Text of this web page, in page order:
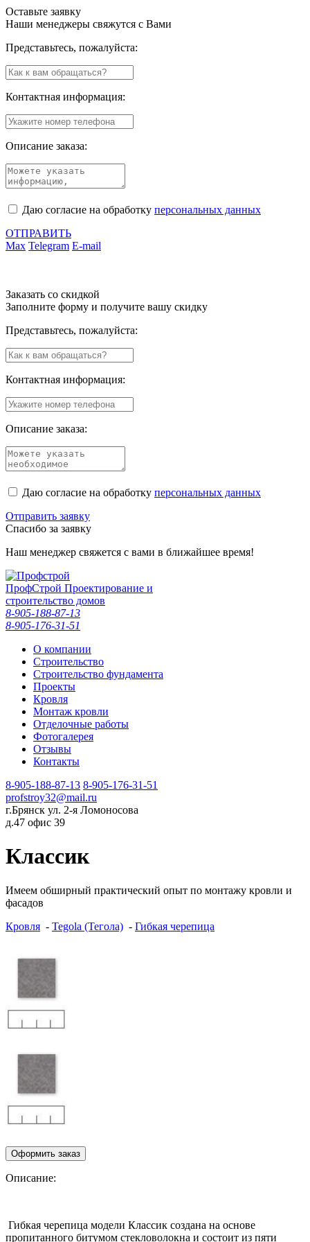
Оставьте заявку
Наши менеджеры свяжутся с Вами
Представьтесь, пожалуйста:
Контактная информация:
Описание заказа:
Даю согласие на обработку персональных данных
ОТПРАВИТЬ
Max Telegram E-mail
Заказать со скидкой
Заполните форму и получите вашу скидку
Представьтесь, пожалуйста:
Контактная информация:
Описание заказа:
Даю согласие на обработку персональных данных
Отправить заявку
Спасибо за заявку
Наш менеджер свяжется с вами в ближайшее время!
ПрофСтрой Проектирование и
строительство домов
8-905-188-87-13
8-905-176-31-51
О компании
Строительство
Строительство фундамента
Проекты
Кровля
Монтаж кровли
Отделочные работы
Фотогалерея
Отзывы
Контакты
8-905-188-87-13 8-905-176-31-51
profstroy32@mail.ru
г.Брянск ул. 2-я Ломоносова
д.47 офис 39
Классик
Имеем обширный практический опыт по монтажу кровли и
фасадов
Кровля - Tegola (Тегола) - Гибкая черепица
Описание:
Гибкая черепица модели Классик создана на основе
пропитанного битумом стекловолокна и состоит из пяти